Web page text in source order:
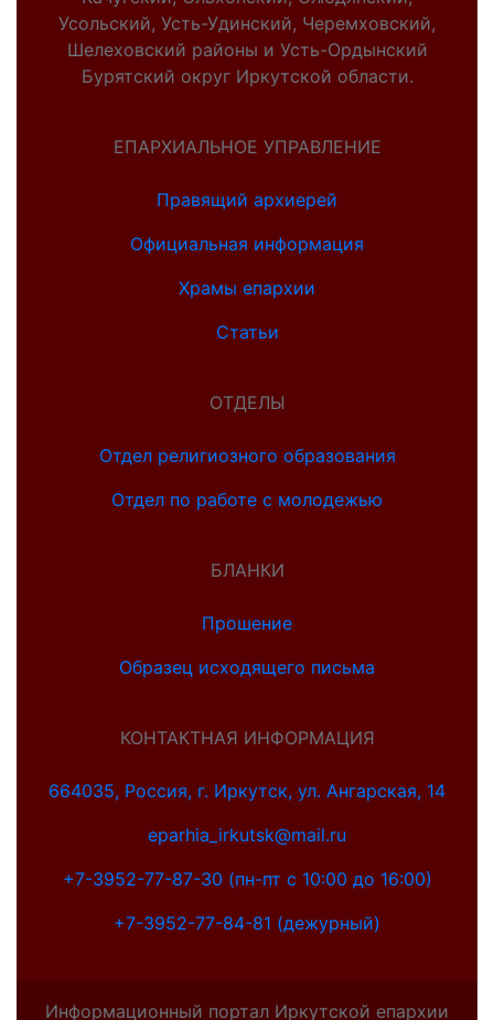
Усольский, Усть-Удинский, Черемховский,
Шелеховский районы и Усть-Ордынский
Бурятский округ Иркутской области.
ЕПАРХИАЛЬНОЕ УПРАВЛЕНИЕ
Правящий архиерей
Официальная информация
Храмы епархии
Статьи
ОТДЕЛЫ
Отдел религиозного образования
Отдел по работе с молодежью
БЛАНКИ
Прошение
Образец исходящего письма
КОНТАКТНАЯ ИНФОРМАЦИЯ
664035, Россия, г. Иркутск, ул. Ангарская, 14
eparhia_irkutsk@mail.ru
+7-3952-77-87-30 (пн-пт с 10:00 до 16:00)
+7-3952-77-84-81 (дежурный)
Информационный портал Иркутской епархии